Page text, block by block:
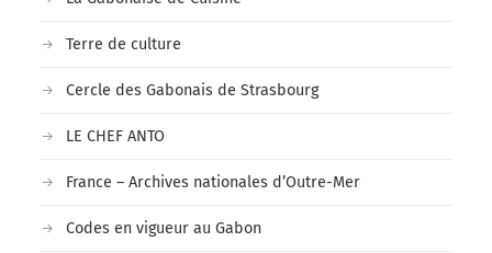
Terre de culture
Cercle des Gabonais de Strasbourg
LE CHEF ANTO
France – Archives nationales d’Outre-Mer
Codes en vigueur au Gabon